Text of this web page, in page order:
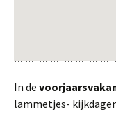
In de
lammetjes-